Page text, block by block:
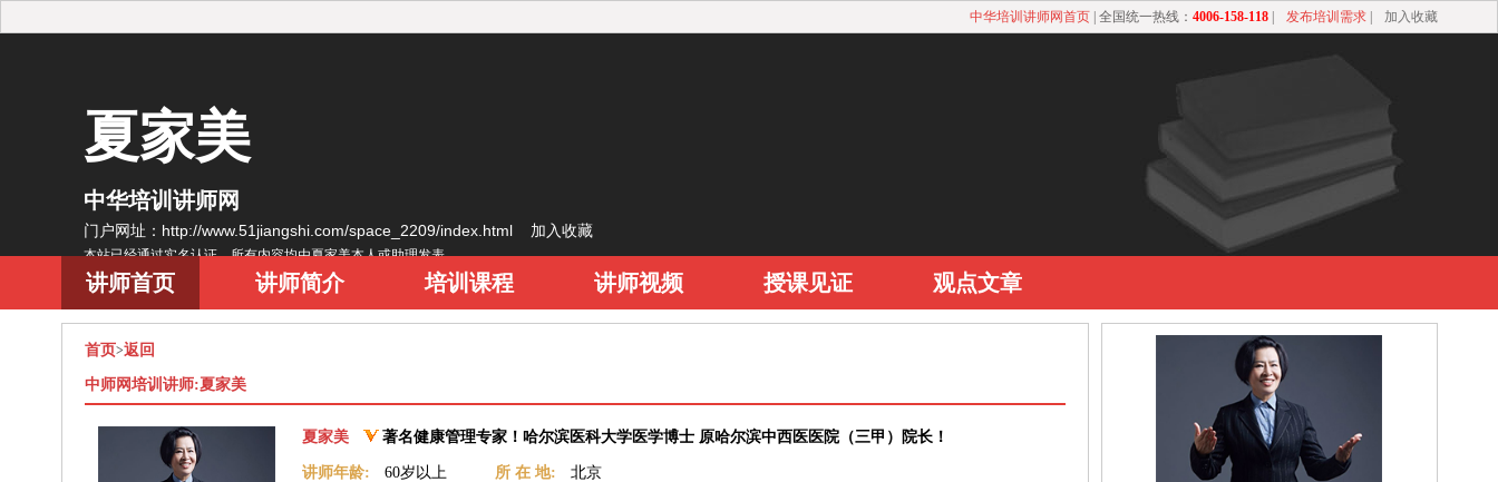
中华培训讲师网首页| 全国统一热线： 4006-158-118| 发布培训需求| 加入收藏
夏家美
中华培训讲师网
门户网址：http://www.51jiangshi.com/space_2209/index.html 加入收藏
本站已经通过实名认证，所有内容均由夏家美本人或助理发表
讲师首页 讲师简介 培训课程 讲师视频 授课见证 观点文章
首页>返回
中师网培训讲师:夏家美
夏家美 著名健康管理专家！哈尔滨医科大学医学博士 原哈尔滨中西医医院（三甲）院长！
讲师年龄: 60岁以上 所 在 地: 北京